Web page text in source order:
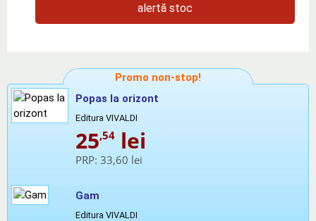
alertă stoc
Promo non-stop!
Popas la orizont
Editura VIVALDI
25,54 lei
PRP: 33,60 lei
Gam
Editura VIVALDI